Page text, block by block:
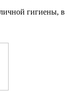
гигиены, в